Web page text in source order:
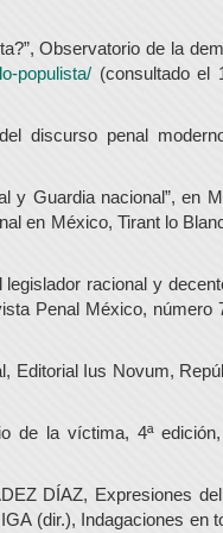
Observatorio de la
populista/ (consultado el
discurso penal
y Guardia nacional”, en
en México, Tirant lo
racional y
Penal México, número
Editorial Ius Novum,
de la víctima, 4ª
DÍAZ, Expresiones
(dir.), Indagaciones en